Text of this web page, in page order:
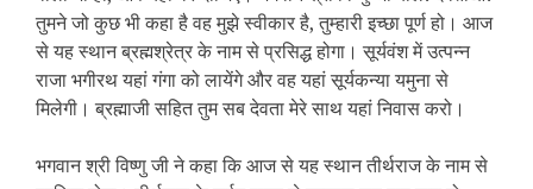
तुमने जो कुछ भी कहा है वह मुझे स्वीकार है, तुम्हारी इच्छा पूर्ण हो। आज
से यह स्थान ब्रह्मश्रेत्र के नाम से प्रसिद्ध होगा। सूर्यवंश में उत्पन्न
राजा भगीरथ यहां गंगा को लायेंगे और वह यहां सूर्यकन्या यमुना से
मिलेगी। ब्रह्माजी सहित तुम सब देवता मेरे साथ यहां निवास करो।
भगवान श्री विष्णु जी ने कहा कि आज से यह स्थान तीर्थराज के नाम से